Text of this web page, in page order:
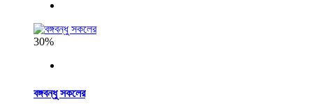
30%
বঙ্গবন্ধু সকলের